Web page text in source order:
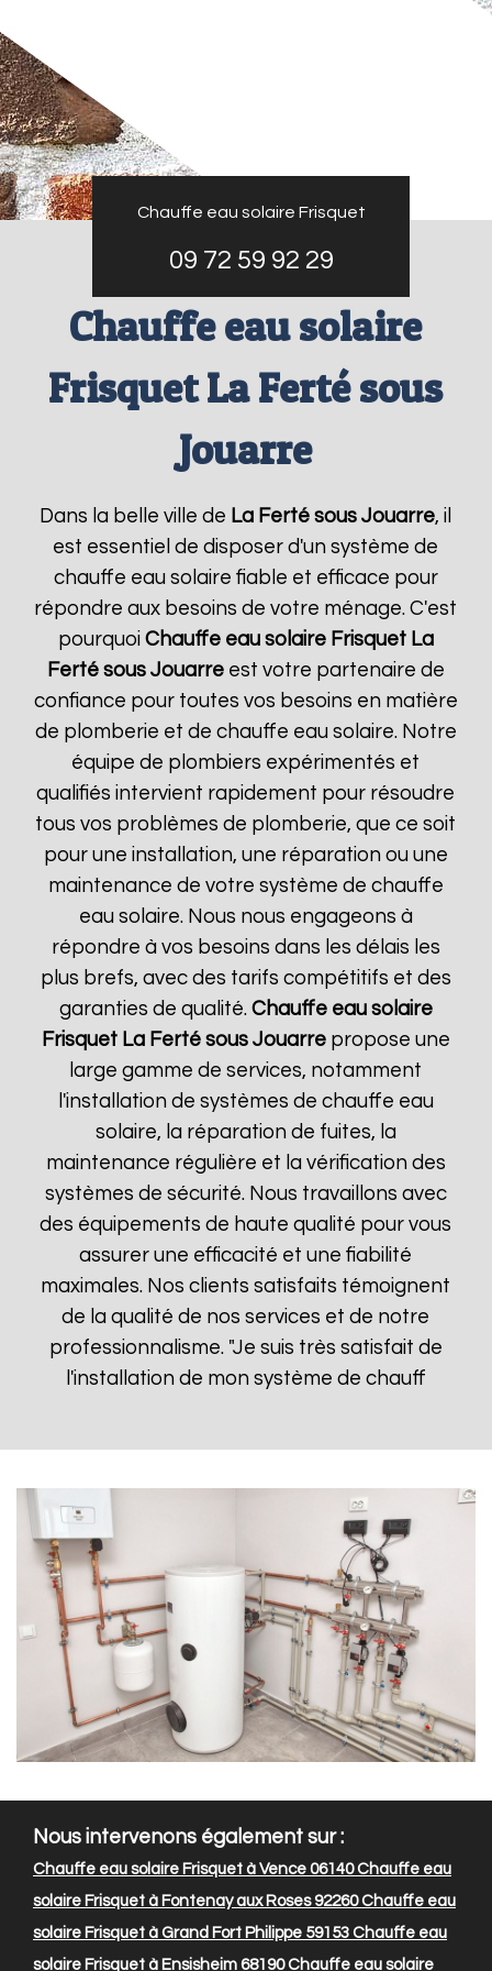
Chauffe eau solaire Frisquet
09 72 59 92 29
Chauffe eau solaire
Frisquet La Ferté sous
Jouarre
Dans la belle ville de La Ferté sous Jouarre, il
est essentiel de disposer d'un système de
chauffe eau solaire fiable et efficace pour
répondre aux besoins de votre ménage. C'est
pourquoi Chauffe eau solaire Frisquet La
Ferté sous Jouarreest votre partenaire de
confiance pour toutes vos besoins en matière
de plomberie et de chauffe eau solaire. Notre
équipe de plombiers expérimentés et
qualifiés intervient rapidement pour résoudre
tous vos problèmes de plomberie, que ce soit
pour une installation, une réparation ou une
maintenance de votre système de chauffe
eau solaire. Nous nous engageons à
répondre à vos besoins dans les délais les
plus brefs, avec des tarifs compétitifs et des
garanties de qualité. Chauffe eau solaire
Frisquet La Ferté sous Jouarrepropose une
large gamme de services, notamment
l'installation de systèmes de chauffe eau
solaire, la réparation de fuites, la
maintenance régulière et la vérification des
systèmes de sécurité. Nous travaillons avec
des équipements de haute qualité pour vous
assurer une efficacité et une fiabilité
maximales. Nos clients satisfaits témoignent
de la qualité de nos services et de notre
professionnalisme. "Je suis très satisfait de
l'installation de mon système de chauff
Nous intervenons également sur :
Chauffe eau solaire Frisquet à Vence 06140Chauffe eau
solaire Frisquet à Fontenay aux Roses 92260Chauffe eau
solaire Frisquet à Grand Fort Philippe 59153 Chauffe eau
solaire Frisquet à Ensisheim 68190Chauffe eau solaire